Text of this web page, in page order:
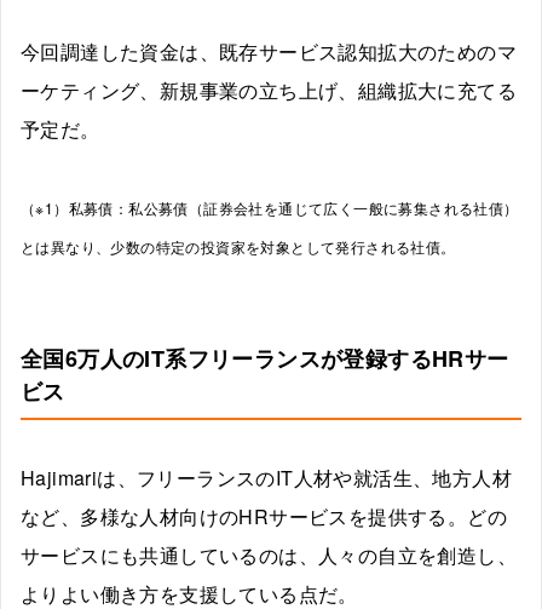
今回調達した資金は、既存サービス認知拡大のためのマ
ーケティング、新規事業の立ち上げ、組織拡大に充てる
予定だ。
（※1）私募債：私公募債（証券会社を通じて広く一般に募集される社債）
とは異なり、少数の特定の投資家を対象として発行される社債。
全国6万人のIT系フリーランスが登録するHRサー
ビス
Hajimariは、フリーランスのIT人材や就活生、地方人材
など、多様な人材向けのHRサービスを提供する。どの
サービスにも共通しているのは、人々の自立を創造し、
よりよい働き方を支援している点だ。